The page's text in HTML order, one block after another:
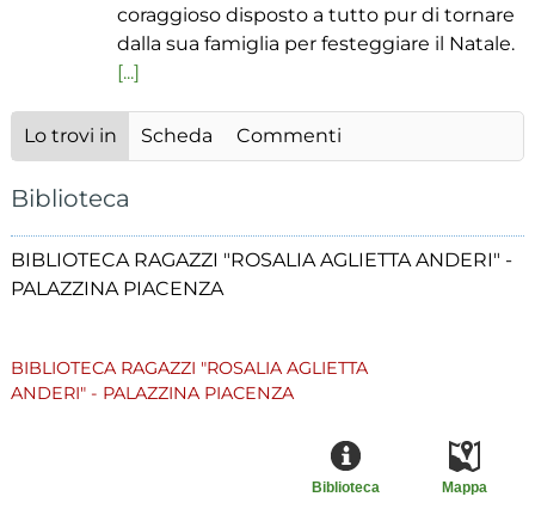
coraggioso disposto a tutto pur di tornare
dalla sua famiglia per festeggiare il Natale.
[...]
Lo trovi in Scheda Commenti
Biblioteca
BIBLIOTECA RAGAZZI "ROSALIA AGLIETTA ANDERI" -
PALAZZINA PIACENZA
BIBLIOTECA RAGAZZI "ROSALIA AGLIETTA
ANDERI" - PALAZZINA PIACENZA
Mappa
Biblioteca